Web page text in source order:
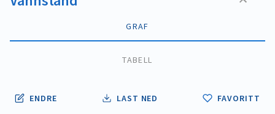
GRAF
TABELL
ENDRE LAST NED FAVORITT